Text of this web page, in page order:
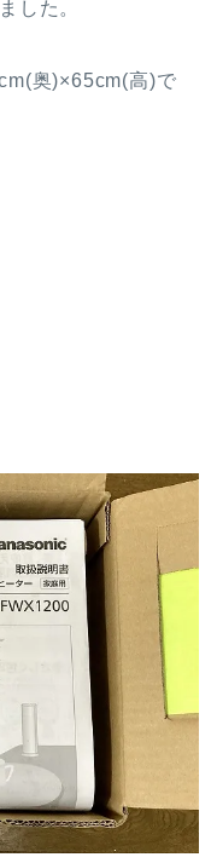
した。
奥)×65cm(高)で